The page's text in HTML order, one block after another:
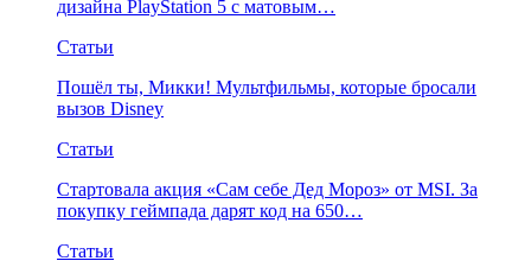
дизайна PlayStation 5 с матовым…
Статьи
Пошёл ты, Микки! Мультфильмы, которые бросали
вызов Disney
Статьи
Стартовала акция «Сам себе Дед Мороз» от MSI. За
покупку геймпада дарят код на 650…
Статьи